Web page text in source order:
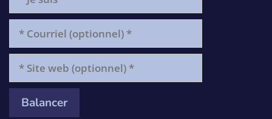
suis
Courriel
(optionnel)
Site
web
(optionnel)